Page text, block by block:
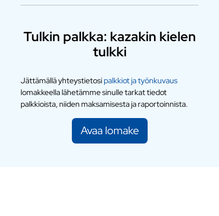
Tulkin palkka: kazakin kielen
tulkki
Jättämällä yhteystietosipalkkiot ja työnkuvaus
lomakkeella lähetämme sinulle tarkat tiedot
palkkioista, niiden maksamisesta ja raportoinnista.
Avaa lomake